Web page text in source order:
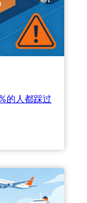
的人都踩过